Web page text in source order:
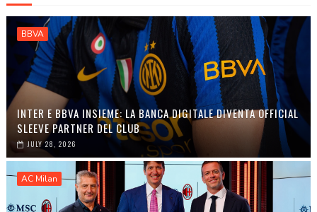
BBVA
INTER E BBVA INSIEME: LA BANCA DIGITALE DIVENTA OFFICIAL
SLEEVE PARTNER DEL CLUB
JULY 28, 2026
AC Milan